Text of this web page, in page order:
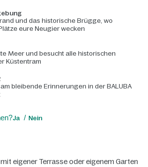
und das historische Brügge, wo
eure Neugier wecken
Meer und besucht alle historischen
Küstentram
bleibende Erinnerungen in der BALUBA
Ja Nein
eigener Terrasse oder eigenem Garten